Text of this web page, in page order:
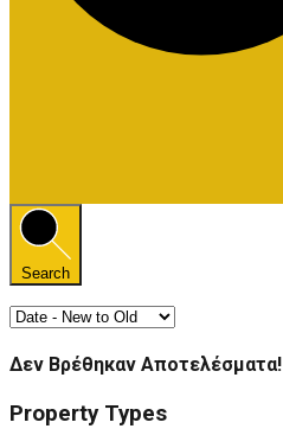
Search
Δεν Βρέθηκαν Αποτελέσματα!
Property Types